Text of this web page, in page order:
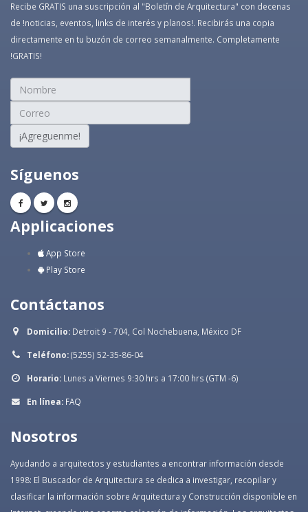
Recibe GRATIS una suscripción al "Boletín de Arquitectura" con decenas
de !noticias, eventos, links de interés y planos!. Recibirás una copia
directamente en tu buzón de correo semanalmente. Completamente
!GRATIS!
¡Agreguenme!
Síguenos
Applicaciones
App Store
Play Store
Contáctanos
Domicilio: Detroit 9 - 704, Col Nochebuena, México DF
Teléfono:(5255) 52-35-86-04
Horario: Lunes a Viernes 9:30 hrs a 17:00 hrs (GTM -6)
En línea: FAQ
Nosotros
Ayudando a arquitectos y estudiantes a encontrar información desde
1998: El Buscador de Arquitectura se dedica a investigar, recopilar y
clasificar la información sobre Arquitectura y Construcción disponible en